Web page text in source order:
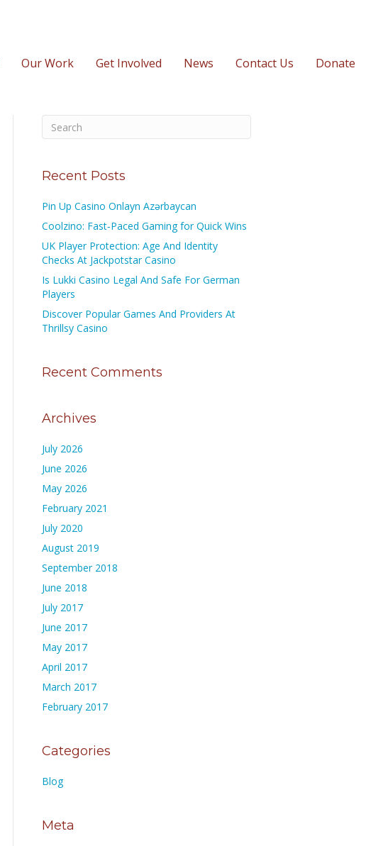
Our Work Get Involved News Contact Us Donate
Recent Posts
Pin Up Casino Onlayn Azərbaycan
Coolzino: Fast‑Paced Gaming for Quick Wins
UK Player Protection: Age And Identity
Checks At Jackpotstar Casino
Is Lukki Casino Legal And Safe For German
Players
Discover Popular Games And Providers At
Thrillsy Casino
Recent Comments
Archives
July 2026
June 2026
May 2026
February 2021
July 2020
August 2019
September 2018
June 2018
July 2017
June 2017
May 2017
April 2017
March 2017
February 2017
Categories
Blog
Meta